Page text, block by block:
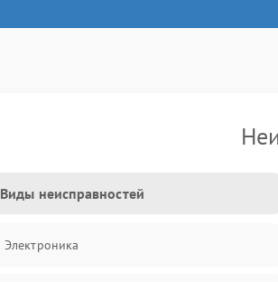
Виды неисправностей
Электроника